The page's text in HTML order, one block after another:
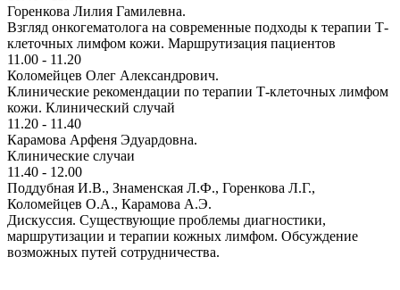
Горенкова Лилия Гамилевна.
Взгляд онкогематолога на современные подходы к терапии Т-
клеточных лимфом кожи. Маршрутизация пациентов
11.00 - 11.20
Коломейцев Олег Александрович.
Клинические рекомендации по терапии Т-клеточных лимфом
кожи. Клинический случай
11.20 - 11.40
Карамова Арфеня Эдуардовна.
Клинические случаи
11.40 - 12.00
Поддубная И.В., Знаменская Л.Ф., Горенкова Л.Г.,
Коломейцев О.А., Карамова А.Э.
Дискуссия. Существующие проблемы диагностики,
маршрутизации и терапии кожных лимфом. Обсуждение
возможных путей сотрудничества.